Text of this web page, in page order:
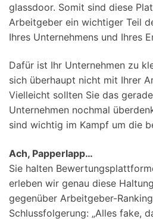
glassdoor. Somit sind diese
Arbeitgeber ein wichtiger Teil
Ihres Unternehmens und Ihres
Dafür ist Ihr Unternehmen zu
sich überhaupt nicht mit Ihrer
Vielleicht sollten Sie das
Unternehmen nochmal
sind wichtig im Kampf um die
Ach, Papperlapp…
Sie halten
erleben wir genau diese
gegenüber Arbeitgeber-
Schlussfolgerung: „Alles fake,